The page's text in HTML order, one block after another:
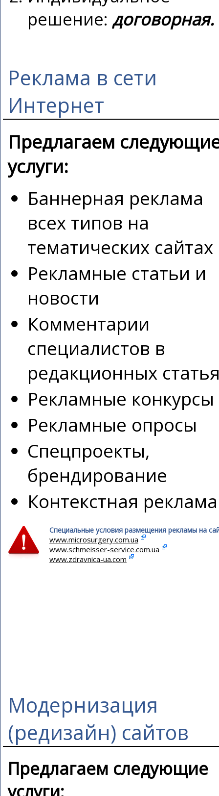
решение: договорная.
Реклама в сети
Интернет
Предлагаем
услуги:
Баннерная реклама
всех типов на
тематических сайтах
Рекламные статьи и
новости
Комментарии
специалистов в
редакционных
Рекламные конкурсы
Рекламные опросы
Спецпроекты,
брендирование
Контекстная реклама
Специальные условия размещения рекламы на
www.microsurgery.com.ua
www.schmeisser-service.com.ua
www.zdravnica-ua.com
Модернизация
(редизайн) сайтов
Предлагаем следующие
услуги: